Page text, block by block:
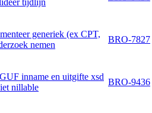
generiek (ex CPT,
nemen
BRO-7827
inname en uitgifte xsd
nillable
BRO-9436